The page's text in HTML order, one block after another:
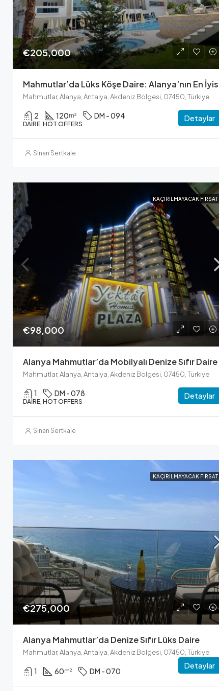
€205,000
Mahmutlar’da Lüks Köşe Daire: Alanya’nın En
Mahmutlar, Alanya, Antalya, Akdeniz Bölgesi, 07450, Türkiye
2 120m² DM - 094
DAIRE, HOT OFFERS
Detaylar
Sinan Sertkale
KAÇIRILMAYACAK FIRSAT
€98,000
Alanya Mahmutlar’da Mobilyalı Denize Sıfır Daire
Mahmutlar, Alanya, Antalya, Akdeniz Bölgesi, 07450, Türkiye
1 DM - 078
DAIRE, HOT OFFERS
Detaylar
Sinan Sertkale
KAÇIRILMAYACAK FIRSAT
€275,000
Alanya Mahmutlar’da Denize Sıfır Lüks Daire
Mahmutlar, Alanya, Antalya, Akdeniz Bölgesi, 07450, Türkiye
1 60m² DM - 070
Detaylar